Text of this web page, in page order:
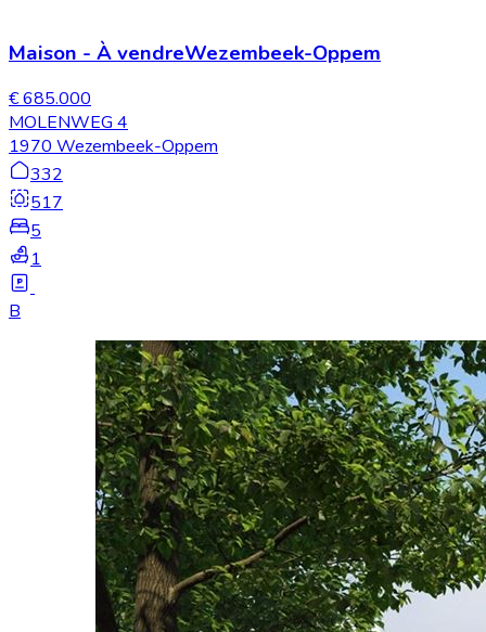
Maison - À vendreWezembeek-Oppem
€ 685.000
MOLENWEG 4
1970 Wezembeek-Oppem
332
517
5
1
B